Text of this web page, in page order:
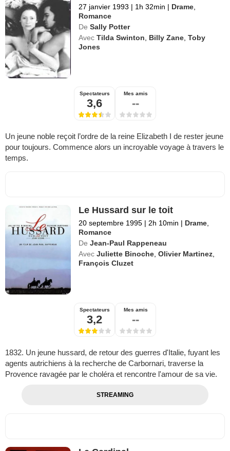
27 janvier 1993 | 1h 32min | Drame
Romance
De Sally Potter
Avec Tilda Swinton Billy Zane ,Toby
Jones
Spectateurs
3,6
Mes amis
--
Un jeune noble reçoit l’ordre de la reine Elizabeth I de rester jeune
pour toujours. Commence alors un incroyable voyage à travers le
temps.
Le Hussard sur le toit
20 septembre 1995 | 2h 10min | Drame
Romance
De Jean-Paul Rappeneau
Avec Juliette Binoche ,Olivier Martinez
François Cluzet
Spectateurs
3,2
Mes amis
--
1832. Un jeune hussard, de retour des guerres d'Italie, fuyant les
agents autrichiens à la recherche de Carbornari, traverse la
Provence ravagée par le choléra et rencontre l'amour de sa vie.
STREAMING